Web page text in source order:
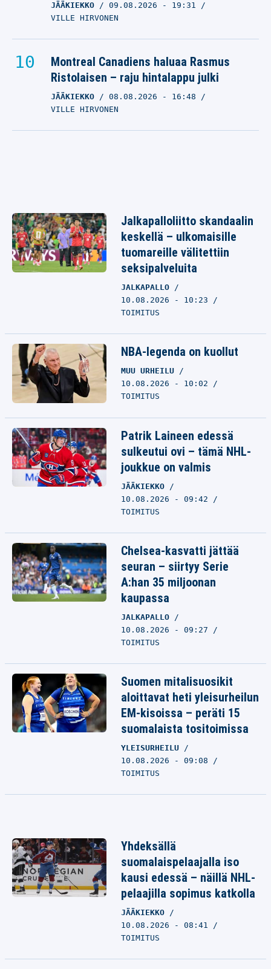
JÄÄKIEKKO 09.08.2026 - 19:31
VILLE HIRVONEN
Montreal Canadiens haluaa Rasmus
Ristolaisen – raju hintalappu julki
JÄÄKIEKKO 08.08.2026 - 16:48
VILLE HIRVONEN
Jalkapalloliitto skandaalin
keskellä – ulkomaisille
tuomareille välitettiin
seksipalveluita
JALKAPALLO
10.08.2026 - 10:23
TOIMITUS
NBA-legenda on kuollut
MUU URHEILU
10.08.2026 - 10:02
TOIMITUS
Patrik Laineen edessä
sulkeutui ovi – tämä NHL-
joukkue on valmis
JÄÄKIEKKO
10.08.2026 - 09:42
TOIMITUS
Chelsea-kasvatti jättää
seuran – siirtyy Serie
A:han 35 miljoonan
kaupassa
JALKAPALLO
10.08.2026 - 09:27
TOIMITUS
Suomen mitalisuosikit
aloittavat heti yleisurheilun
EM-kisoissa – peräti 15
suomalaista tositoimissa
YLEISURHEILU
10.08.2026 - 09:08
TOIMITUS
Yhdeksällä
suomalaispelaajalla iso
kausi edessä – näillä NHL-
pelaajilla sopimus katkolla
JÄÄKIEKKO
10.08.2026 - 08:41
TOIMITUS